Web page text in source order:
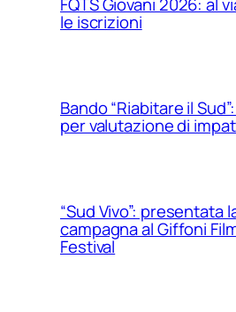
le iscrizioni
Bando “Riabitare il
per valutazione di
“Sud Vivo”: presentata
campagna al Giffoni
Festival